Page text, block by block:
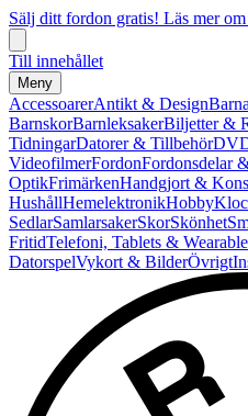
Sälj ditt fordon gratis! Läs mer
Till innehållet
Meny
AccessoarerAntikt & Design
BarnskorBarnleksakerBiljetter &
TidningarDatorer & Tillbehör
VideofilmerFordonFordonsdelar
OptikFrimärkenHandgjort &
HushållHemelektronikHobby
SedlarSamlarsakerSkorSkönhet
FritidTelefoni, Tablets &
DatorspelVykort & BilderÖvrigt